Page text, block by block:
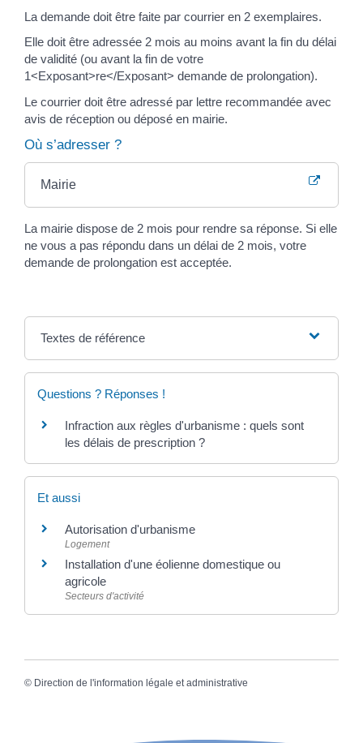
La demande doit être faite par courrier en 2 exemplaires.
Elle doit être adressée 2 mois au moins avant la fin du délai
de validité (ou avant la fin de votre
1<Exposant>re</Exposant> demande de prolongation).
Le courrier doit être adressé par lettre recommandée avec
avis de réception ou déposé en mairie.
Où s’adresser ?
Mairie
La mairie dispose de 2 mois pour rendre sa réponse. Si elle
ne vous a pas répondu dans un délai de 2 mois, votre
demande de prolongation est acceptée.
Textes de référence
Questions ? Réponses !
Infraction aux règles d'urbanisme : quels sont
les délais de prescription ?
Et aussi
Autorisation d'urbanisme
Logement
Installation d'une éolienne domestique ou
agricole
Secteurs d'activité
© Direction de l'information légale et administrative